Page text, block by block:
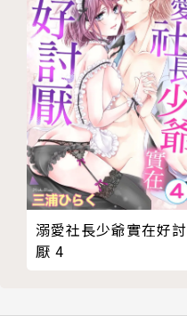
溺愛社長少爺實在好討
厭 4